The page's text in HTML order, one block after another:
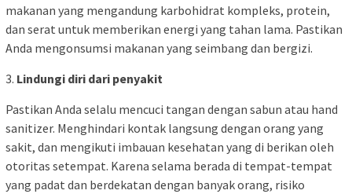
makanan yang mengandung karbohidrat kompleks, protein,
dan serat untuk memberikan energi yang tahan lama. Pastikan
Anda mengonsumsi makanan yang seimbang dan bergizi.
3. Lindungi diri dari penyakit
Pastikan Anda selalu mencuci tangan dengan sabun atau hand
sanitizer. Menghindari kontak langsung dengan orang yang
sakit, dan mengikuti imbauan kesehatan yang di berikan oleh
otoritas setempat. Karena selama berada di tempat-tempat
yang padat dan berdekatan dengan banyak orang, risiko